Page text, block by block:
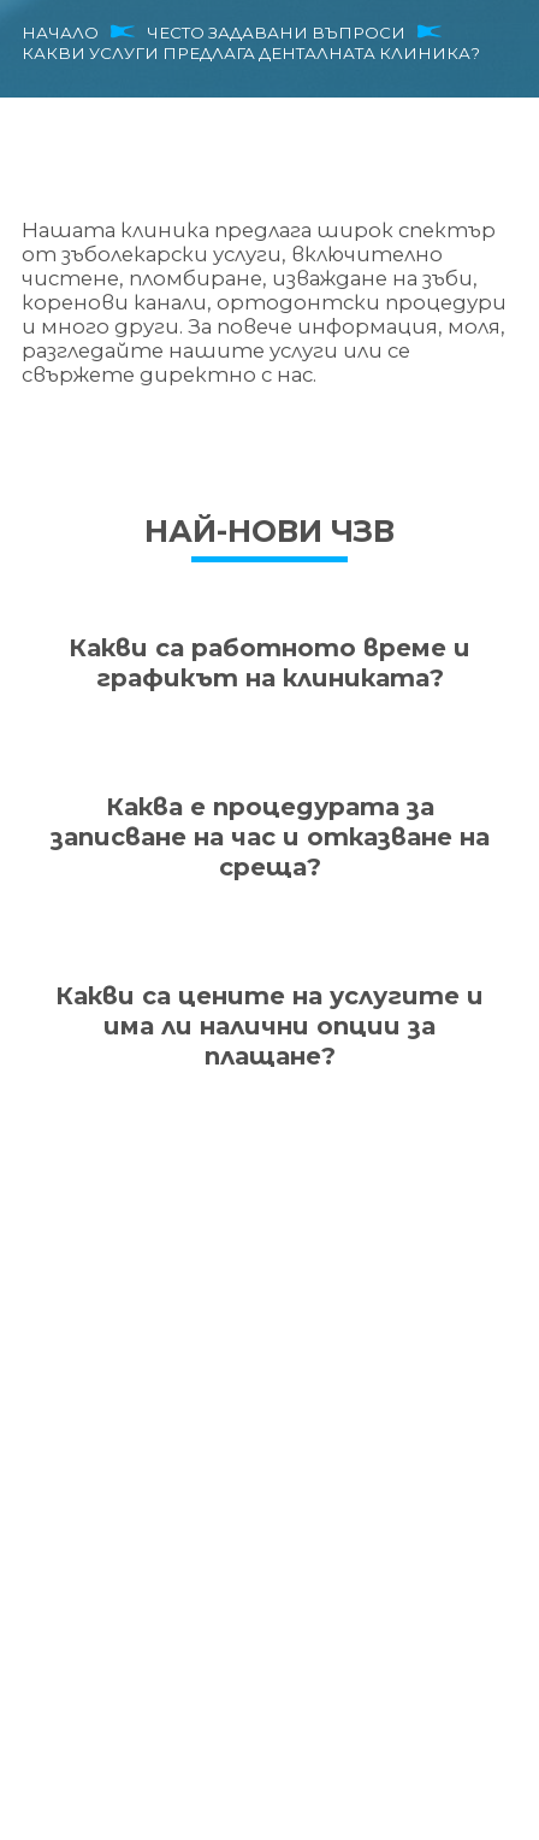
НАЧАЛО
ЧЕСТО ЗАДАВАНИ ВЪПРОСИ
КАКВИ УСЛУГИ ПРЕДЛАГА ДЕНТАЛНАТА КЛИНИКА?
Нашата клиника предлага широк спектър
от зъболекарски услуги, включително
чистене, пломбиране, изваждане на зъби,
коренови канали, ортодонтски процедури
и много други. За повече информация, моля,
разгледайте нашите услуги или се
свържете директно с нас.
НАЙ-НОВИ ЧЗВ
Какви са работното време и
графикът на клиниката?
Каква е процедурата за
записване на час и отказване на
среща?
Какви са цените на услугите и
има ли налични опции за
плащане?